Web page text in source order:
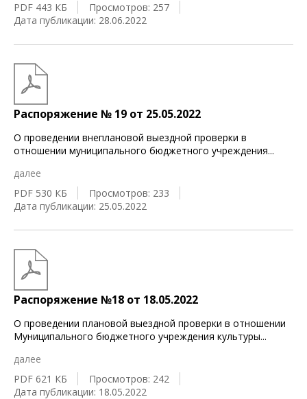
PDF 443 КБ
Просмотров: 257
Дата публикации: 28.06.2022
Распоряжение № 19 от 25.05.2022
О проведении внеплановой выездной проверки в
отношении муниципального бюджетного учреждения...
далее
PDF 530 КБ
Просмотров: 233
Дата публикации: 25.05.2022
Распоряжение №18 от 18.05.2022
О проведении плановой выездной проверки в отношении
Муниципального бюджетного учреждения культуры...
далее
PDF 621 КБ
Просмотров: 242
Дата публикации: 18.05.2022